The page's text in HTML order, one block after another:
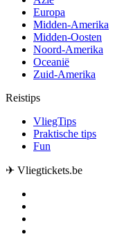
Europa
Midden-Amerika
Midden-Oosten
Noord-Amerika
Oceanië
Zuid-Amerika
Reistips
VliegTips
Praktische tips
Fun
✈ Vliegtickets.be